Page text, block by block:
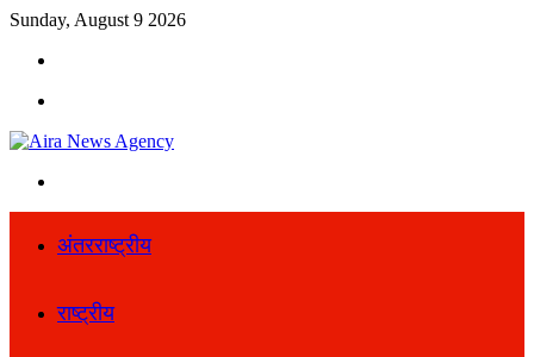
Sunday, August 9 2026
अंतरराष्ट्रीय
राष्ट्रीय